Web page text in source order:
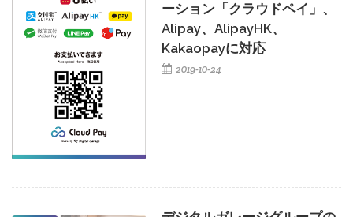
ーション「クラウドペイ」、
Alipay、AlipayHK、
Kakaopayに対応
2019-10-24